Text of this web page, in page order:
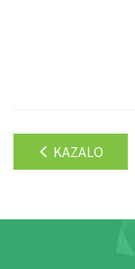
KAZALO